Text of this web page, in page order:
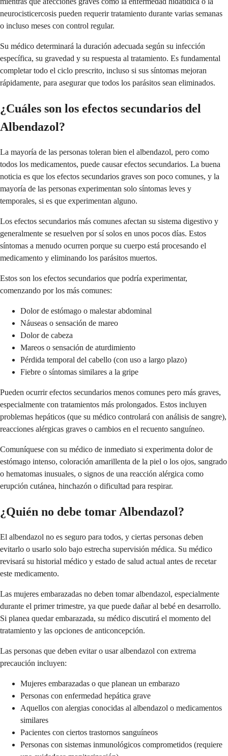
neurocisticercosis pueden requerir tratamiento durante varias semanas
o incluso meses con control regular.
Su médico determinará la duración adecuada según su infección
específica, su gravedad y su respuesta al tratamiento. Es fundamental
completar todo el ciclo prescrito, incluso si sus síntomas mejoran
rápidamente, para asegurar que todos los parásitos sean eliminados.
¿Cuáles son los efectos secundarios del
Albendazol?
La mayoría de las personas toleran bien el albendazol, pero como
todos los medicamentos, puede causar efectos secundarios. La buena
noticia es que los efectos secundarios graves son poco comunes, y la
mayoría de las personas experimentan solo síntomas leves y
temporales, si es que experimentan alguno.
Los efectos secundarios más comunes afectan su sistema digestivo y
generalmente se resuelven por sí solos en unos pocos días. Estos
síntomas a menudo ocurren porque su cuerpo está procesando el
medicamento y eliminando los parásitos muertos.
Estos son los efectos secundarios que podría experimentar,
comenzando por los más comunes:
Dolor de estómago o malestar abdominal
Náuseas o sensación de mareo
Dolor de cabeza
Mareos o sensación de aturdimiento
Pérdida temporal del cabello (con uso a largo plazo)
Fiebre o síntomas similares a la gripe
Pueden ocurrir efectos secundarios menos comunes pero más graves,
especialmente con tratamientos más prolongados. Estos incluyen
problemas hepáticos (que su médico controlará con análisis de sangre),
reacciones alérgicas graves o cambios en el recuento sanguíneo.
Comuníquese con su médico de inmediato si experimenta dolor de
estómago intenso, coloración amarillenta de la piel o los ojos, sangrado
o hematomas inusuales, o signos de una reacción alérgica como
erupción cutánea, hinchazón o dificultad para respirar.
¿Quién no debe tomar Albendazol?
El albendazol no es seguro para todos, y ciertas personas deben
evitarlo o usarlo solo bajo estrecha supervisión médica. Su médico
revisará su historial médico y estado de salud actual antes de recetar
este medicamento.
Las mujeres embarazadas no deben tomar albendazol, especialmente
durante el primer trimestre, ya que puede dañar al bebé en desarrollo.
Si planea quedar embarazada, su médico discutirá el momento del
tratamiento y las opciones de anticoncepción.
Las personas que deben evitar o usar albendazol con extrema
precaución incluyen:
Mujeres embarazadas o que planean un embarazo
Personas con enfermedad hepática grave
Aquellos con alergias conocidas al albendazol o medicamentos
similares
Pacientes con ciertos trastornos sanguíneos
Personas con sistemas inmunológicos comprometidos (requiere